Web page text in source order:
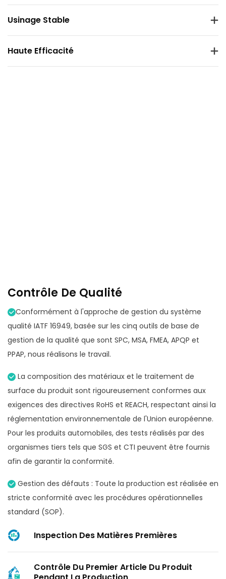
Usinage Stable
Haute Efficacité
Contrôle De Qualité
Conformément à l'approche de gestion du système
qualité IATF 16949, basée sur les cinq outils de base de
gestion de la qualité que sont SPC, MSA, FMEA, APQP et
PPAP, nous réalisons le travail.
La composition des matériaux et le traitement de
surface du produit sont rigoureusement conformes aux
exigences des directives RoHS et REACH, respectant ainsi la
réglementation environnementale de l'Union européenne.
Pour les produits automobiles, des tests réalisés par des
organismes tiers tels que SGS et CTI peuvent être fournis
afin de garantir la conformité.
Gestion des défauts : Toute la production est réalisée en
stricte conformité avec les procédures opérationnelles
standard (SOP).
Inspection Des Matières Premières
Contrôle Du Premier Article Du Produit